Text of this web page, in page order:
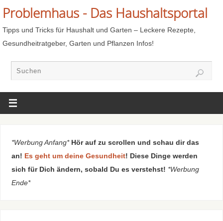
Problemhaus - Das Haushaltsportal
Tipps und Tricks für Haushalt und Garten – Leckere Rezepte,
Gesundheitratgeber, Garten und Pflanzen Infos!
*Werbung Anfang* Hör auf zu scrollen und schau dir das
an! Es geht um deine Gesundheit! Diese Dinge werden
sich für Dich ändern, sobald Du es verstehst! *Werbung
Ende*